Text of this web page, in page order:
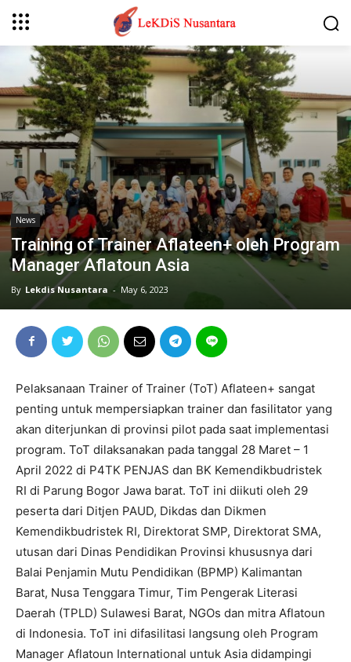
News
Training of Trainer Aflateen+ oleh Program
Manager Aflatoun Asia
By Lekdis Nusantara - May 6, 2023
Pelaksanaan Trainer of Trainer (ToT) Aflateen+ sangat
penting untuk mempersiapkan trainer dan fasilitator yang
akan diterjunkan di provinsi pilot pada saat implementasi
program. ToT dilaksanakan pada tanggal 28 Maret – 1
April 2022 di P4TK PENJAS dan BK Kemendikbudristek
RI di Parung Bogor Jawa barat. ToT ini diikuti oleh 29
peserta dari Ditjen PAUD, Dikdas dan Dikmen
Kemendikbudristek RI, Direktorat SMP, Direktorat SMA,
utusan dari Dinas Pendidikan Provinsi khususnya dari
Balai Penjamin Mutu Pendidikan (BPMP) Kalimantan
Barat, Nusa Tenggara Timur, Tim Pengerak Literasi
Daerah (TPLD) Sulawesi Barat, NGOs dan mitra Aflatoun
di Indonesia. ToT ini difasilitasi langsung oleh Program
Manager Aflatoun International untuk Asia didampingi